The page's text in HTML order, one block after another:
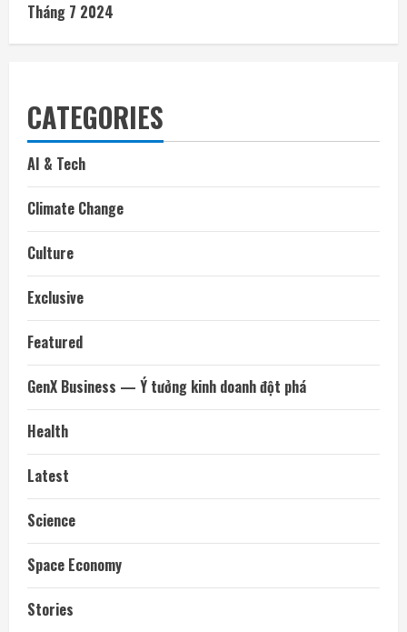
Tháng 7 2024
CATEGORIES
AI & Tech
Climate Change
Culture
Exclusive
Featured
GenX Business — Ý tưởng kinh doanh đột phá
Health
Latest
Science
Space Economy
Stories